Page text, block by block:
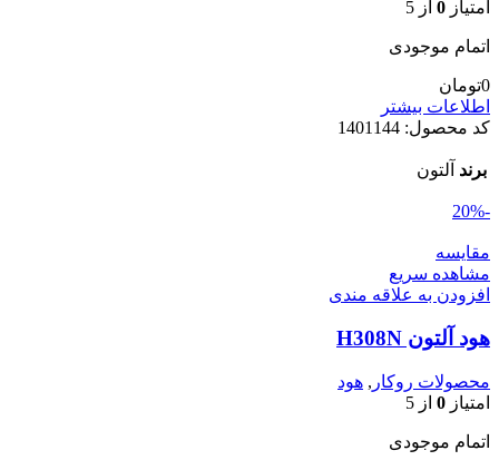
امتیاز 0 از 5
اتمام موجودی
0تومان
اطلاعات بیشتر
کد محصول: 1401144
برند آلتون
-20%
مقایسه
مشاهده سریع
افزودن به علاقه مندی
هود آلتون H308N
محصولات روکار , هود
امتیاز 0 از 5
اتمام موجودی